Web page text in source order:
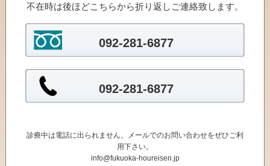
不在時は後ほどこちらから折り返しご連絡致します。
092-281-6877
092-281-6877
診療中は電話に出られません。メールでのお問い合わせをぜひご利
用下さい。
info@fukuoka-houreisen.jp